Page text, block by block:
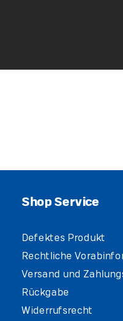
Shop Service
Defektes Produkt
Rechtliche
Versand und
Rückgabe
Widerrufsrecht